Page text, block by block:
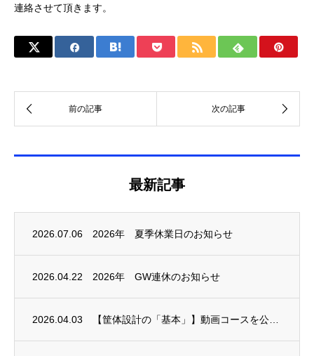
連絡させて頂きます。
最新記事
2026.07.06 2026年 夏季休業日のお知らせ
2026.04.22 2026年 GW連休のお知らせ
2026.04.03